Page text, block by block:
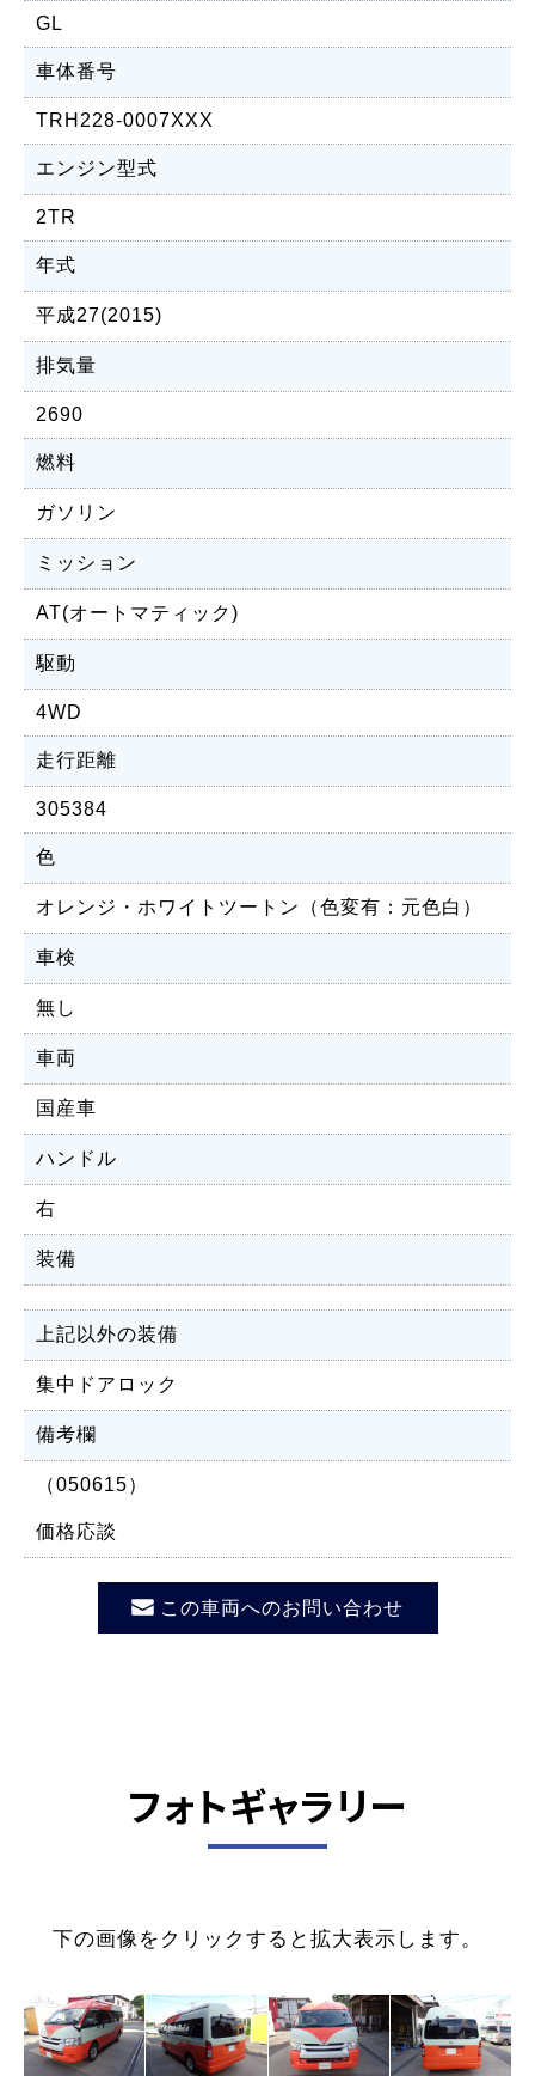
GL
車体番号
TRH228-0007XXX
エンジン型式
2TR
年式
平成27(2015)
排気量
2690
燃料
ガソリン
ミッション
AT(オートマティック)
駆動
4WD
走行距離
305384
色
オレンジ・ホワイトツートン（色変有：元色白）
車検
無し
車両
国産車
ハンドル
右
装備
上記以外の装備
集中ドアロック
備考欄
（050615）
価格応談
この車両へのお問い合わせ
フォトギャラリー
下の画像をクリックすると拡大表示します。